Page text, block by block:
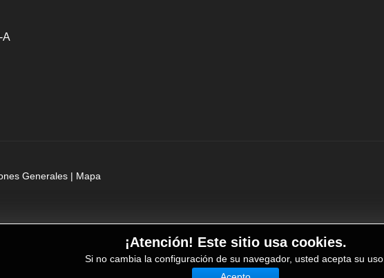
¡Atención! Este sitio usa cookies.
Si no cambia la configuración de su navegador, usted acepta su uso.
A
Generales | Mapa